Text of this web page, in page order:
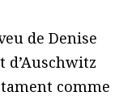
de Denise
d’Auschwitz
comme